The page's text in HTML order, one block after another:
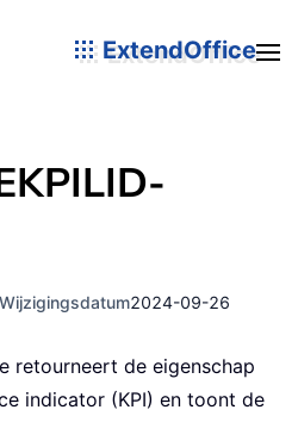
ExtendOffice
Wijzigingsdatum2024-09-26
retourneert de eigenschap
indicator (KPI) en toont de